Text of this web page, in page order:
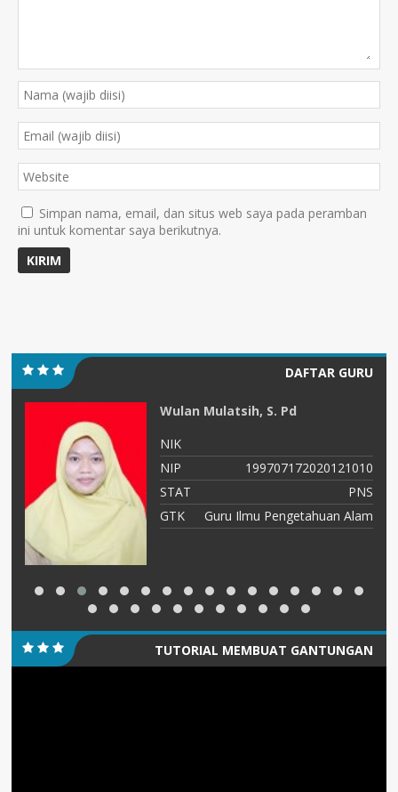
Simpan nama, email, dan situs web saya pada peramban
ini untuk komentar saya berikutnya.
DAFTAR GURU
Bernadeta Aditya R., S. Pd
NIK
NIP
STAT
Guru Honor
GTK
Guru Pendidikan Agama Katolik dan
TUTORIAL MEMBUAT GANTUNGAN